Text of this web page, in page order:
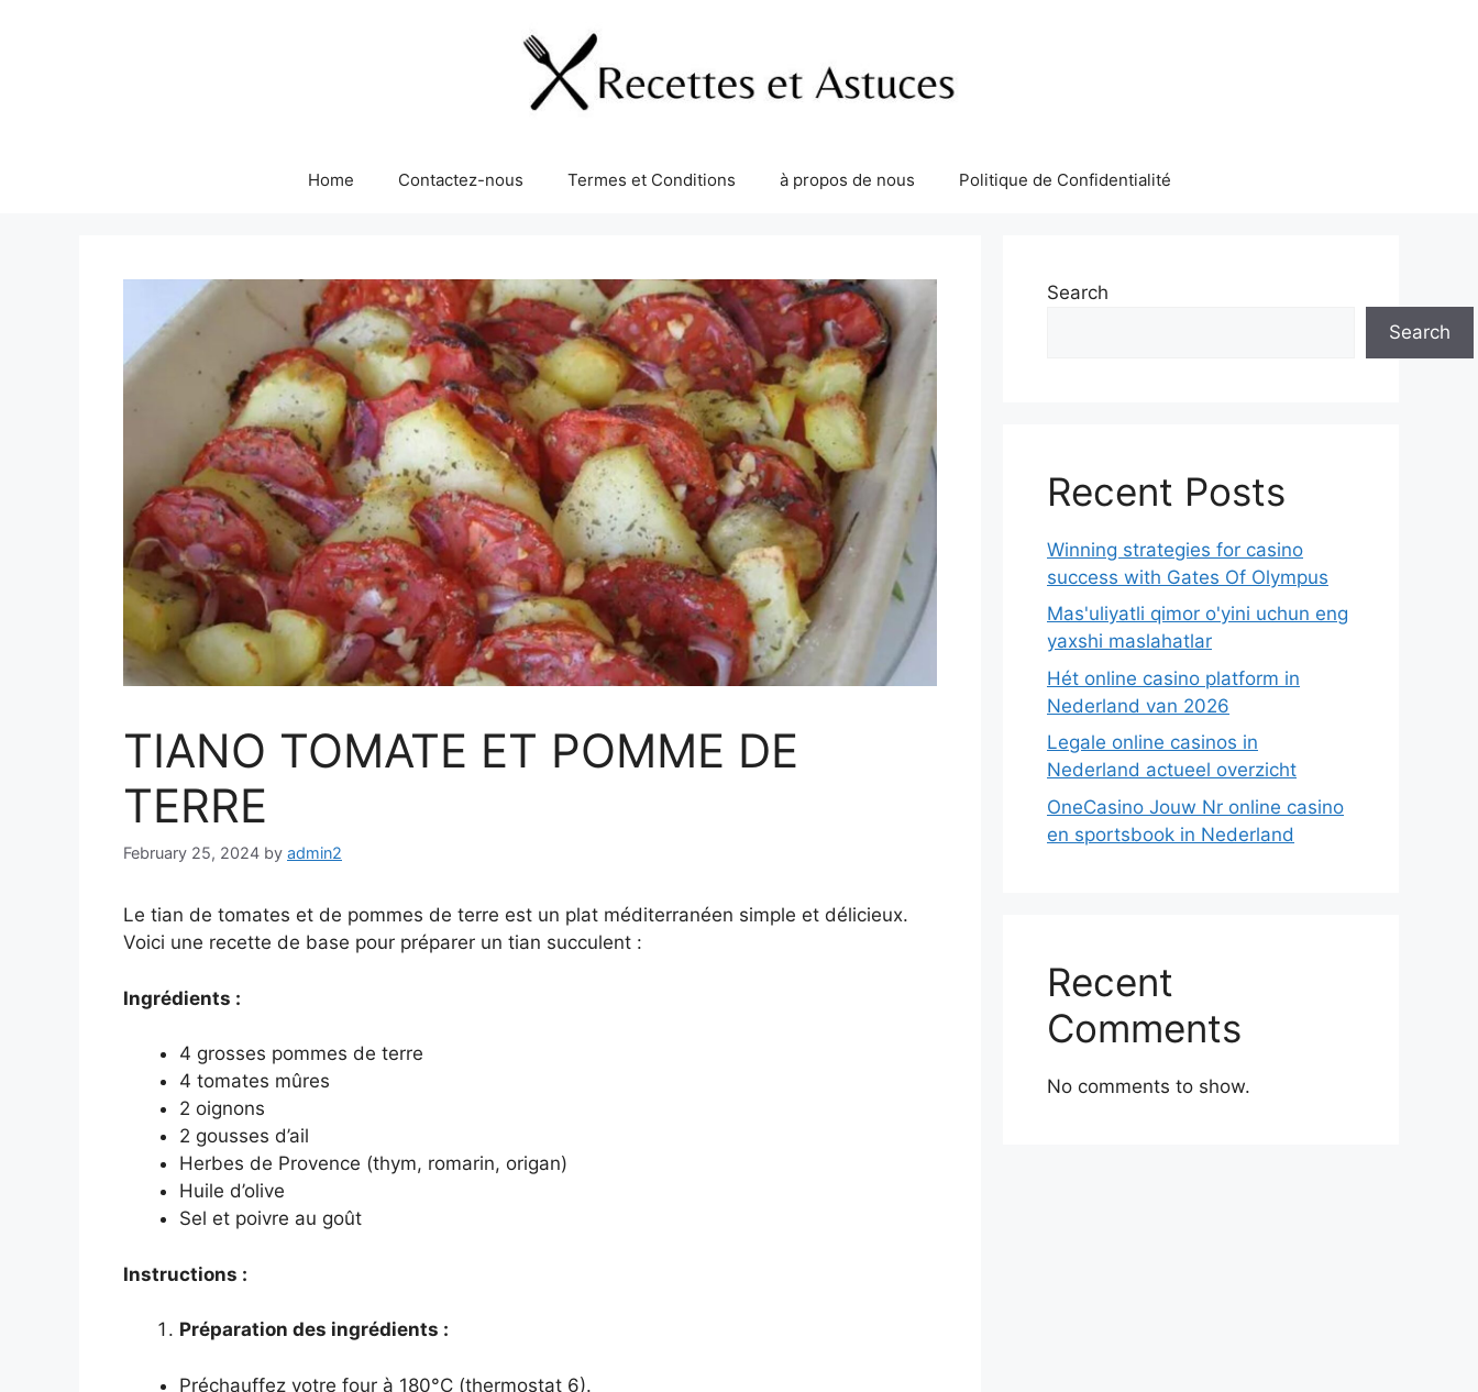
Home Contactez-nous Termes et Conditions à propos de nous Politique de Confidentialité
TIANO TOMATE ET POMME DE
TERRE
February 25, 2024 by admin2
Le tian de tomates et de pommes de terre est un plat méditerranéen simple et délicieux.
Voici une recette de base pour préparer un tian succulent :
Ingrédients :
4 grosses pommes de terre
4 tomates mûres
2 oignons
2 gousses d’ail
Herbes de Provence (thym, romarin, origan)
Huile d’olive
Sel et poivre au goût
Instructions :
Préparation des ingrédients :
Préchauffez votre four à 180°C (thermostat 6).
Search
Search
Recent Posts
Winning strategies for casino
success with Gates Of Olympus
Mas'uliyatli qimor o'yini uchun eng
yaxshi maslahatlar
Hét online casino platform in
Nederland van 2026
Legale online casinos in
Nederland actueel overzicht
OneCasino Jouw Nr online casino
en sportsbook in Nederland
Recent
Comments
No comments to show.